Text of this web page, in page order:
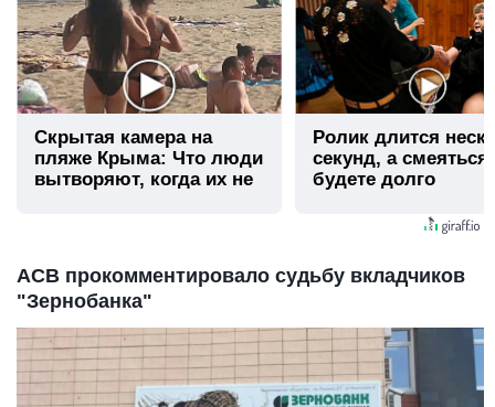
Скрытая камера на
пляже Крыма: Что люди
вытворяют, когда их не
Ролик длится
секунд, а
будете долго
АСВ прокомментировало судьбу вкладчиков
"Зернобанка"